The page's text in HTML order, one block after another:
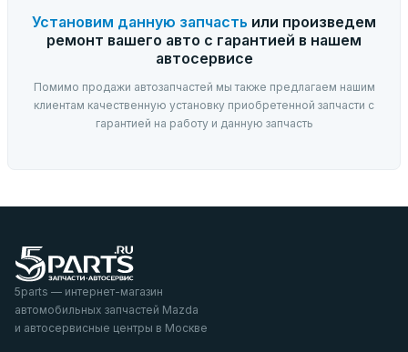
Установим данную запчасть или произведем
ремонт вашего авто с гарантией в нашем
автосервисе
Помимо продажи автозапчастей мы также предлагаем нашим
клиентам качественную установку приобретенной запчасти с
гарантией на работу и данную запчасть
5parts — интернет-магазин
автомобильных запчастей Mazda
и автосервисные центры в Москве